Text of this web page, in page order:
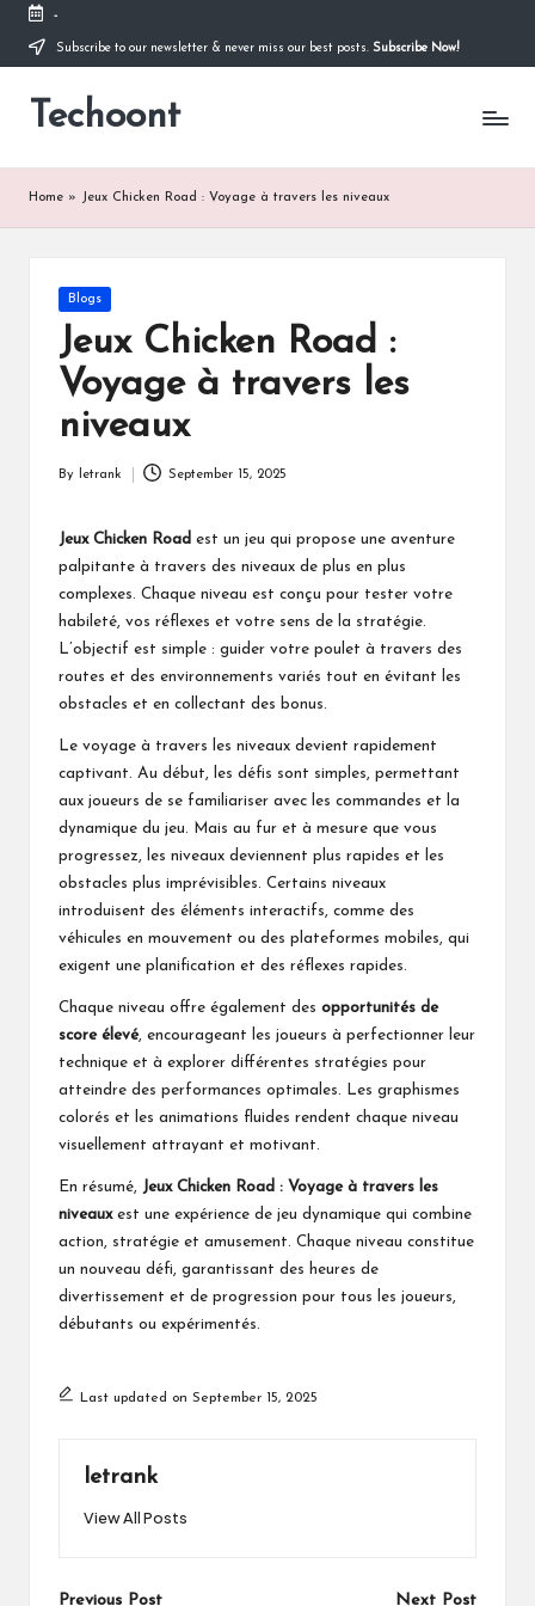
Skip
content
-
Subscribe to our newsletter & never miss our best posts. Subscribe Now!
Techoont
Home » Jeux Chicken Road : Voyage à travers les niveaux
Posted
in
Blogs
Jeux Chicken Road :
Voyage à travers les
niveaux
By letrank September 15, 2025
Jeux Chicken Road est un jeu qui propose une aventure
palpitante à travers des niveaux de plus en plus
complexes. Chaque niveau est conçu pour tester votre
habileté, vos réflexes et votre sens de la stratégie.
L’objectif est simple : guider votre poulet à travers des
routes et des environnements variés tout en évitant les
obstacles et en collectant des bonus.
Le voyage à travers les niveaux devient rapidement
captivant. Au début, les défis sont simples, permettant
aux joueurs de se familiariser avec les commandes et la
dynamique du jeu. Mais au fur et à mesure que vous
progressez, les niveaux deviennent plus rapides et les
obstacles plus imprévisibles. Certains niveaux
introduisent des éléments interactifs, comme des
véhicules en mouvement ou des plateformes mobiles, qui
exigent une planification et des réflexes rapides.
Chaque niveau offre également des opportunités de
score élevé, encourageant les joueurs à perfectionner leur
technique et à explorer différentes stratégies pour
atteindre des performances optimales. Les graphismes
colorés et les animations fluides rendent chaque niveau
visuellement attrayant et motivant.
En résumé,
Jeux Chicken Road : Voyage à travers les
niveauxest une expérience de jeu dynamique qui combine
action, stratégie et amusement. Chaque niveau constitue
un nouveau défi, garantissant des heures de
divertissement et de progression pour tous les joueurs,
débutants ou expérimentés.
Last updated on September 15, 2025
letrank
View All Posts
Previous Post Next Post